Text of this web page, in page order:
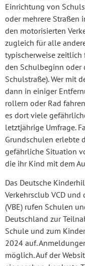
Einrichtung von
oder mehrere Straßen
den motorisierten
zugleich für alle
typischerweise
den Schulbeginn oder
Schulstraße). Wer mit
dann in einiger
rollern oder Rad
es dort viele
letztjährige Umfrage.
Grundschulen erlebte
gefährliche Situation
die ihr Kind mit dem
Das Deutsche
Verkehrsclub VCD
(VBE) rufen Schulen
Deutschland zur
Schule und zum
2024 auf.
möglich. Auf der